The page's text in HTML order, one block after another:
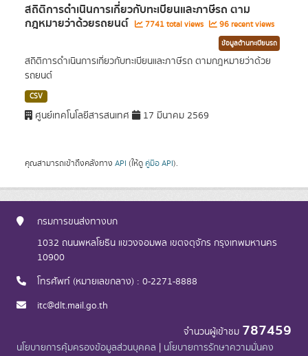
สถิติการดำเนินการเกี่ยวกับทะเบียนและภาษีรถ ตาม
กฎหมายว่าด้วยรถยนต์ 7741 total views 96 recent views
ข้อมูลด้านทะเบียนรถ
สถิติการดำเนินการเกี่ยวกับทะเบียนและภาษีรถ ตามกฎหมายว่าด้วย
รถยนต์
CSV
ศูนย์เทคโนโลยีสารสนเทศ 17 มีนาคม 2569
คุณสามารถเข้าถึงคลังทาง API (ให้ดู คู่มือ API).
กรมการขนส่งทางบก
1032 ถนนพหลโยธิน แขวงจอมพล เขตจตุจักร กรุงเทพมหานคร
10900
โทรศัพท์ (หมายเลขกลาง) : 0-2271-8888
itc@dlt.mail.go.th
จำนวนผู้เข้าชม 787459
นโยบายการคุ้มครองข้อมูลส่วนบุคคล | นโยบายการรักษาความมั่นคง